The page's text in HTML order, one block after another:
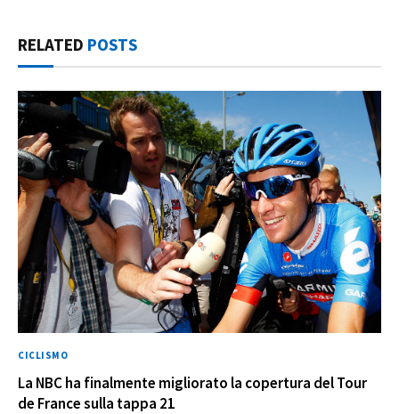
RELATED POSTS
CICLISMO
La NBC ha finalmente migliorato la copertura del Tour
de France sulla tappa 21